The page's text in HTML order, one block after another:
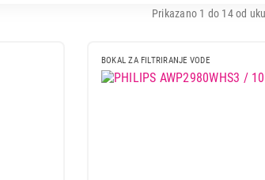
Prikazano 1 do 14 od
BOKAL ZA FILTRIRANJE VODE